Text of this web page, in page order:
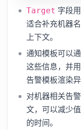
Target 字段
适合补充机器
上下文。
通知模板可以
这些信息，并用
告警模板渲染异
对机器相关告
文，可以减少
的时间。